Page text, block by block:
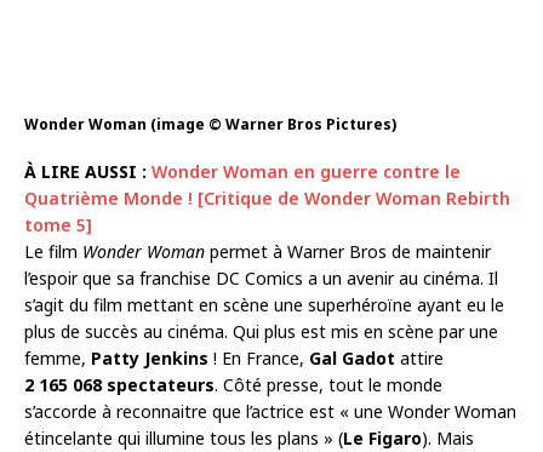
Wonder Woman (image © Warner Bros Pictures)
À LIRE AUSSI : Wonder Woman en guerre contre le
Quatrième Monde ! [Critique de Wonder Woman Rebirth
tome 5]
Le film Wonder Woman permet à Warner Bros de maintenir
l’espoir que sa franchise DC Comics a un avenir au cinéma. Il
s’agit du film mettant en scène une superhéroïne ayant eu le
plus de succès au cinéma. Qui plus est mis en scène par une
femme, Patty Jenkins ! En France, Gal Gadot attire
2 165 068 spectateurs. Côté presse, tout le monde
s’accorde à reconnaitre que l’actrice est « une Wonder Woman
étincelante qui illumine tous les plans » (Le Figaro). Mais